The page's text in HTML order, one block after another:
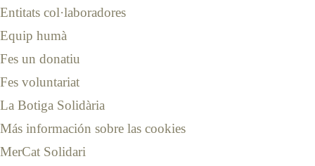
Entitats col·laboradores
Equip humà
Fes un donatiu
Fes voluntariat
La Botiga Solidària
Más información sobre las cookies
MerCat Solidari